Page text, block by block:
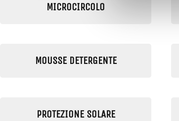
MICROCIRCOLO
MOUSSE DETERGENTE
PROTEZIONE SOLARE